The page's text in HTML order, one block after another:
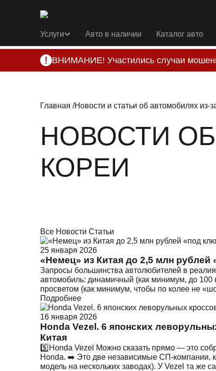
Услуги Авто в наличии Каталог авто
ВНИМАНИЕ! Участились случаи
Главная Новости и статьи об автомобилях из-
НОВОСТИ
КОРЕИ
Все Новости Статьи
25 января 2026
«Немец» из Китая до 2,5 млн рублей
Запросы большинства автолюбителей в
автомобиль: динамичный (как минимум, до
просветом (как минимум, чтобы по колее не
Подробнее
16 января 2026
Honda Vezel. 6 японских
Китая
5️⃣Honda Vezel Можно сказать прямо — это
Honda. ➡️ Это две независимые СП-компании,
модель на нескольких заводах). У Vezel та же